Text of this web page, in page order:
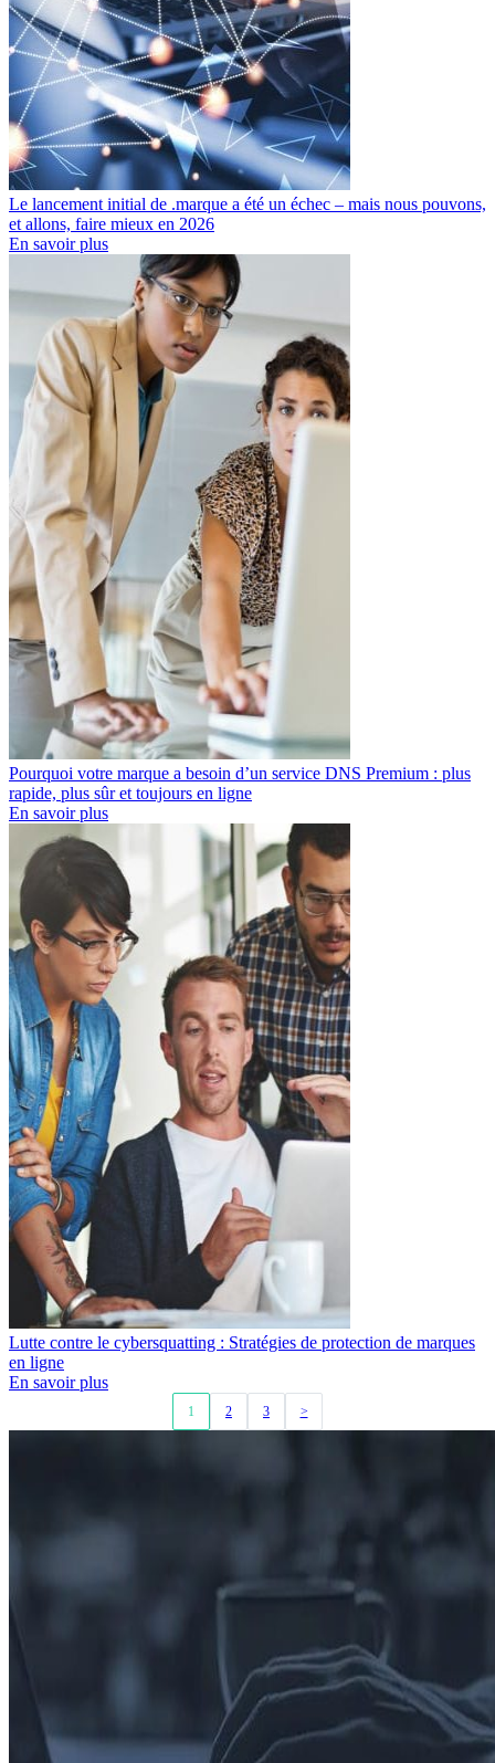
Le lancement initial de .marque a été un échec – mais nous pouvons,
et allons, faire mieux en 2026
En savoir plus
Pourquoi votre marque a besoin d’un service DNS Premium : plus
rapide, plus sûr et toujours en ligne
En savoir plus
Lutte contre le cybersquatting : Stratégies de protection de marques
en ligne
En savoir plus
1 2 3 >